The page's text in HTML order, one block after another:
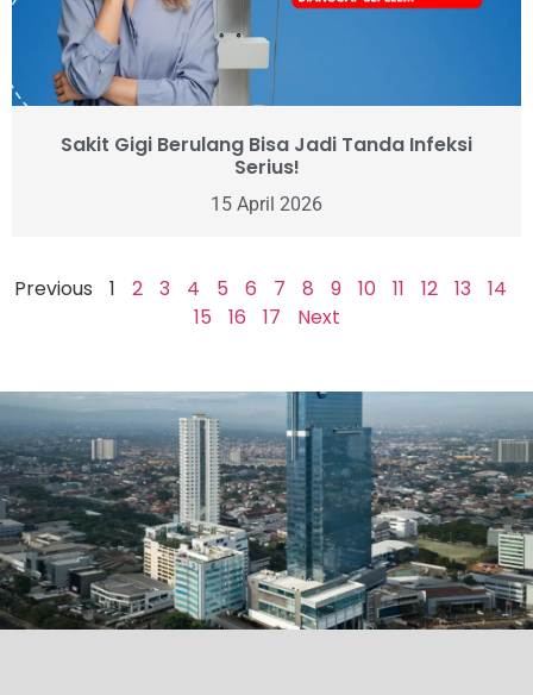
Sakit Gigi Berulang Bisa Jadi Tanda Infeksi
Serius!
15 April 2026
Previous 1 2 3 4 5 6 7 8 9 10 11 12 13
14
15
16 17 Next